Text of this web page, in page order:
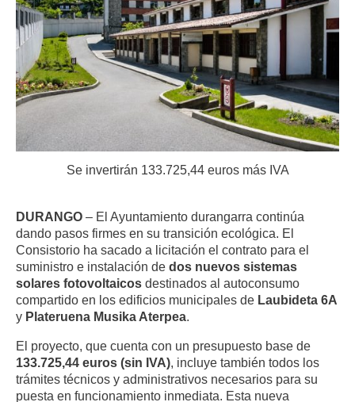
Se invertirán 133.725,44 euros más IVA
DURANGO – El Ayuntamiento durangarra continúa
dando pasos firmes en su transición ecológica. El
Consistorio ha sacado a licitación el contrato para el
suministro e instalación de dos nuevos sistemas
solares fotovoltaicos destinados al autoconsumo
compartido en los edificios municipales de Laubideta 6A
y Plateruena Musika Aterpea.
El proyecto, que cuenta con un presupuesto base de
133.725,44 euros (sin IVA), incluye también todos los
trámites técnicos y administrativos necesarios para su
puesta en funcionamiento inmediata. Esta nueva